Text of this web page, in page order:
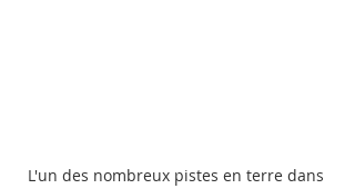
L'un des nombreux pistes en terre dans